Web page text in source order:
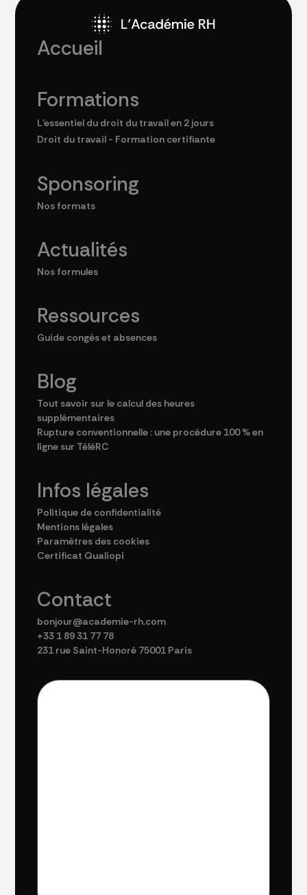
Accueil
Formations
L'essentiel du droit du travail en 2 jours
Droit du travail - Formation certifiante
Sponsoring
Nos formats
Actualités
Nos formules
Ressources
Guide congés et absences
Blog
Tout savoir sur le calcul des heures
supplémentaires
Rupture conventionnelle : une procédure 100 % en
ligne sur TéléRC
Infos légales
Politique de confidentialité
Mentions légales
Paramètres des cookies
Certificat Qualiopi
Contact
bonjour@academie-rh.com
+33 1 89 31 77 78
231 rue Saint-Honoré 75001 Paris